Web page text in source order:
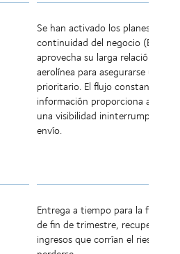
Se han activado los planes
continuidad del negocio (BCP).
aprovecha su larga relación con
aerolínea para asegurarse un
prioritario. El flujo constante de
información proporciona al
una visibilidad ininterrumpida del
envío.
Entrega a tiempo para la fecha
de fin de trimestre, recuperando
ingresos que corrían el riesgo de